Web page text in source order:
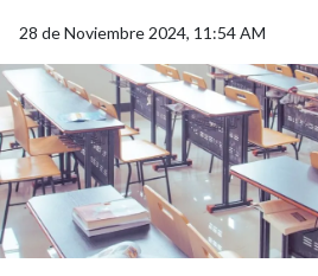
28 de Noviembre 2024, 11:54 AM